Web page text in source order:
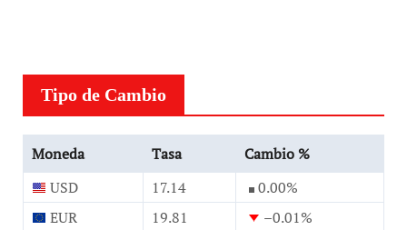
Tipo de Cambio
Moneda Tasa
Cambio %
USD
17.14 0.00%
EUR
19.81 –0.01%